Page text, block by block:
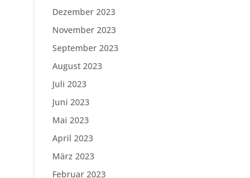
Dezember 2023
November 2023
September 2023
August 2023
Juli 2023
Juni 2023
Mai 2023
April 2023
März 2023
Februar 2023